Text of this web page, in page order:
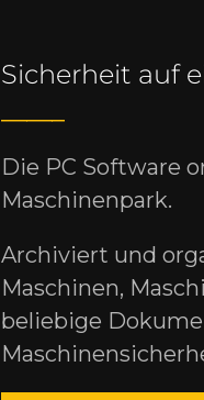
Sicherheit auf
Die PC Software
Maschinenpark.
Archiviert und
Maschinen,
beliebige